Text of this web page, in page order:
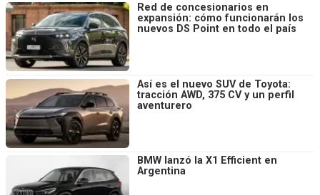
Red de concesionarios en
expansión: cómo funcionarán los
nuevos DS Point en todo el país
Así es el nuevo SUV de Toyota:
tracción AWD, 375 CV y un perfil
aventurero
BMW lanzó la X1 Efficient en
Argentina